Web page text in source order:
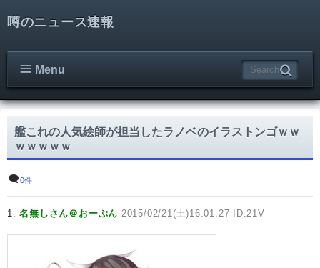
噂のニュース速報
Menu
艦これの人気絵師が担当したラノベのイラストンゴｗｗ
ｗｗｗｗｗ
0件
1:名無しさん＠おーぷん 2015/02/21(土)16:01:27 ID:21V